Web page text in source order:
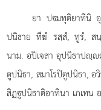
ยา ปมทุติยาทีนิ
ปนิธาย ทีฆํ รสฺสํ, ทูรํ, ส
นาม. อปิเจสา อุปนิธาปฺ
ตูปนิธา, สมาโรปิตูปนิธา, อ
สิฏฺูปนิธาติอาทินา เภเทน